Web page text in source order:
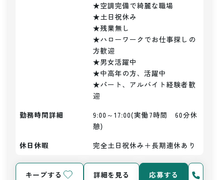
★空調完備で綺麗な職場
★土日祝休み
★残業無し
★ハローワークでお仕事探しの
方歓迎
★男女活躍中
★中高年の方、活躍中
★パート、アルバイト経験者歓
迎
勤務時間詳細
9:00～17:00(実働7時間　60分休
憩)
休日休暇
完全土日祝休み＋長期連休あり
キープする 詳細を見る 応募する